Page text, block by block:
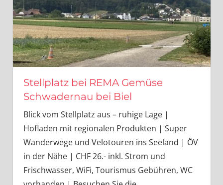
Stellplatz bei REMA Gemüse
Schwadernau bei Biel
Blick vom Stellplatz aus – ruhige Lage |
Hofladen mit regionalen Produkten | Super
Wanderwege und Velotouren ins Seeland | ÖV
in der Nähe | CHF 26.- inkl. Strom und
Frischwasser, WiFi, Tourismus Gebühren, WC